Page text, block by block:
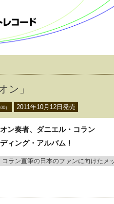
ン」
） 2011年10月12日発売
ン奏者、ダニエル・コラン
ィング・アルバム！
コラン直筆の日本のファンに向けたメ